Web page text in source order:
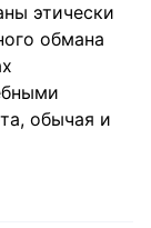
этически
обмана
обычая и